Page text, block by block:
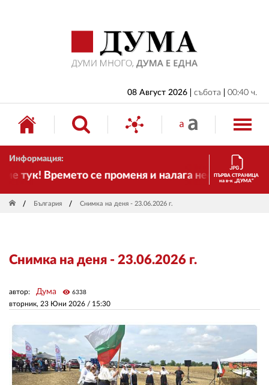
08 Август 2026 събота 00:40 ч.
Информация:
Времето се променя и налага
ПЪРВА СТРАНИЦА
на в-к „ДУМА“
България Снимка на деня - 23.06.2026 г.
Снимка на деня - 23.06.2026 г.
вторник, 23 Юни 2026 / 15:30
автор: Дума visibility 6338
БЪЛГАРИЯ
ИКОНОМИКА
ИЗБОРИ
СВЯТ
ДРУГИ
АВТОРИ
РЕДАКЦИЯ
КОНТАКТИ